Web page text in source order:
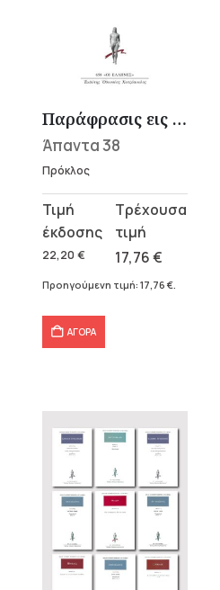
Παράφρασις εις την του Πτολεμαίου Τετράβιβλον
Άπαντα 38
Πρόκλος
22,20 €
Original
price
was:
22,20 €.
17,76€
Η
τρέχουσα
τιμή
είναι:
Προηγούμενη τιμή: 17,76 €.
ΑΓΟΡΑ